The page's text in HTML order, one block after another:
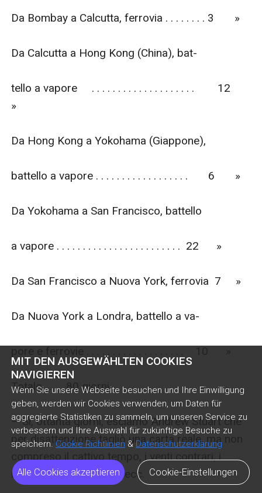
MIT DEN AUSGEWÄHLTEN COOKIES
NAVIGIEREN
Wenn Sie unsere Webseite besuchen und Ihre Einwilligung
geben, werden wir Cookies verwenden, um Daten für
aggregierte Statistiken zu sammeln, um unseren Service zu
verbessern und Ihre Auswahl für zukünftige Besuche zu
speichern. Cookie Richtlinien & Datenschutzerklärung
Alle Cookies akzeptieren Cookie-Einstellungen